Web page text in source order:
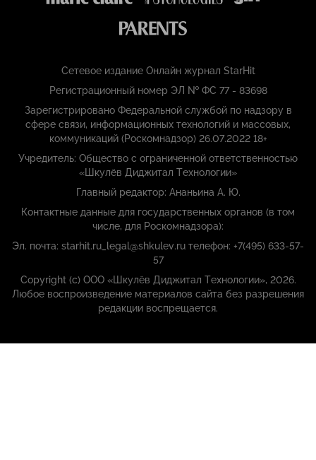
Сетевое издание Онлайн журнал StarHit
Регистрационный номер ЭЛ № ФС 77 - 83698
Зарегистрировано Федеральной службой по надзору в
сфере связи, информационных технологий и массовых,
коммуникаций (Роскомнадзор) 26.07.2022 18+
Учредитель: Общество с ограниченной ответственностью
«Шкулёв Диджитал Технологии»
Главный редактор: Ананьина А. Ю.
Контактные данные для государственных органов (в том
числе, для Роскомнадзора):
Эл. почта: starhit.ru_legal@shkulev.ru телефон: +7(495) 633-57-
57
Copyright (с) ООО «Шкулёв Диджитал Технологии», 2026.
Любое воспроизведение материалов сайта без разрешения
редакции воспрещается.